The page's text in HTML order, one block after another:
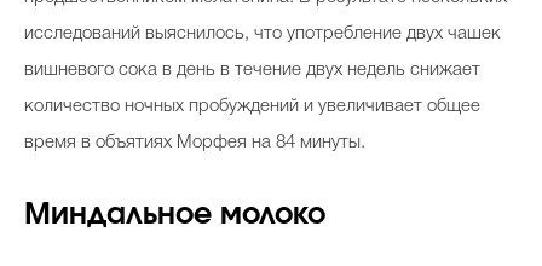
исследований выяснилось, что употребление двух чашек
вишневого сока в день в течение двух недель снижает
количество ночных пробуждений и увеличивает общее
время в объятиях Морфея на 84 минуты.
Миндальное молоко